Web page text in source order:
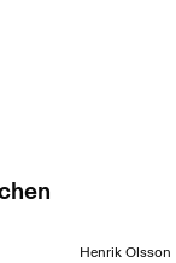
Henrik Olsson